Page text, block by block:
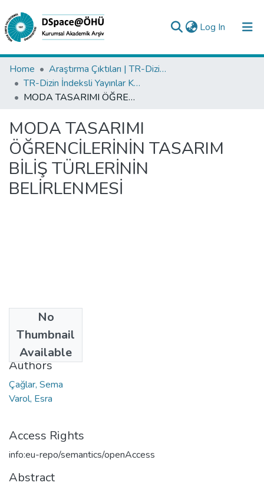
Log In (current)
Collections
All of DSpace
Analyze
Request/Question
Home
Araştırma Çıktıları | TR-Dizin | WoS | Scopus | PubMed
TR-Dizin İndeksli Yayınlar Koleksiyonu
MODA TASARIMI ÖĞRENCİLERİNİN TASARIM BİLİŞ TÜRLERİNİN BELİRLENMESİ
MODA TASARIMI
ÖĞRENCİLERİNİN TASARIM
BİLİŞ TÜRLERİNİN
BELİRLENMESİ
No
Thumbnail
Available
2021
Authors
Çağlar, Sema
Varol, Esra
Access Rights
info:eu-repo/semantics/openAccess
Abstract